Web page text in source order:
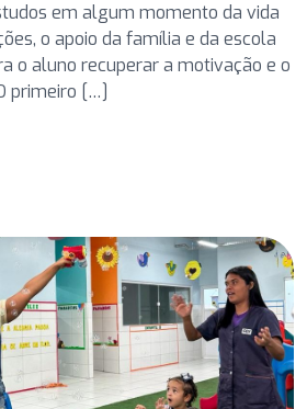
em algum momento da vida
o apoio da família e da escola
o aluno recuperar a motivação e o
primeiro […]